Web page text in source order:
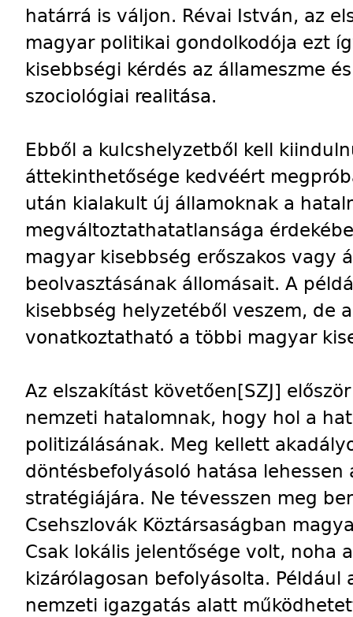
határrá is váljon. Révai István, az
magyar politikai gondolkodója ezt
kisebbségi kérdés az állameszme
szociológiai realitása.
Ebből a kulcshelyzetből kell
áttekinthetősége kedvéért
után kialakult új államoknak a
megváltoztathatatlansága
magyar kisebbség erőszakos vagy
beolvasztásának állomásait. A
kisebbség helyzetéből veszem, de
vonatkoztatható a többi magyar
Az elszakítást követően[SZJ]
nemzeti hatalomnak, hogy hol a
politizálásának. Meg kellett
döntésbefolyásoló hatása lehessen
stratégiájára. Ne tévesszen meg
Csehszlovák Köztársaságban
Csak lokális jelentősége volt, noha
kizárólagosan befolyásolta. Például
nemzeti igazgatás alatt